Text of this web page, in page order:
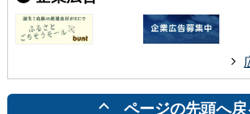
ページの先頭へ